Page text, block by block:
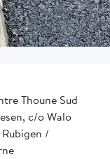
Thoune Sud
c/o Walo
/